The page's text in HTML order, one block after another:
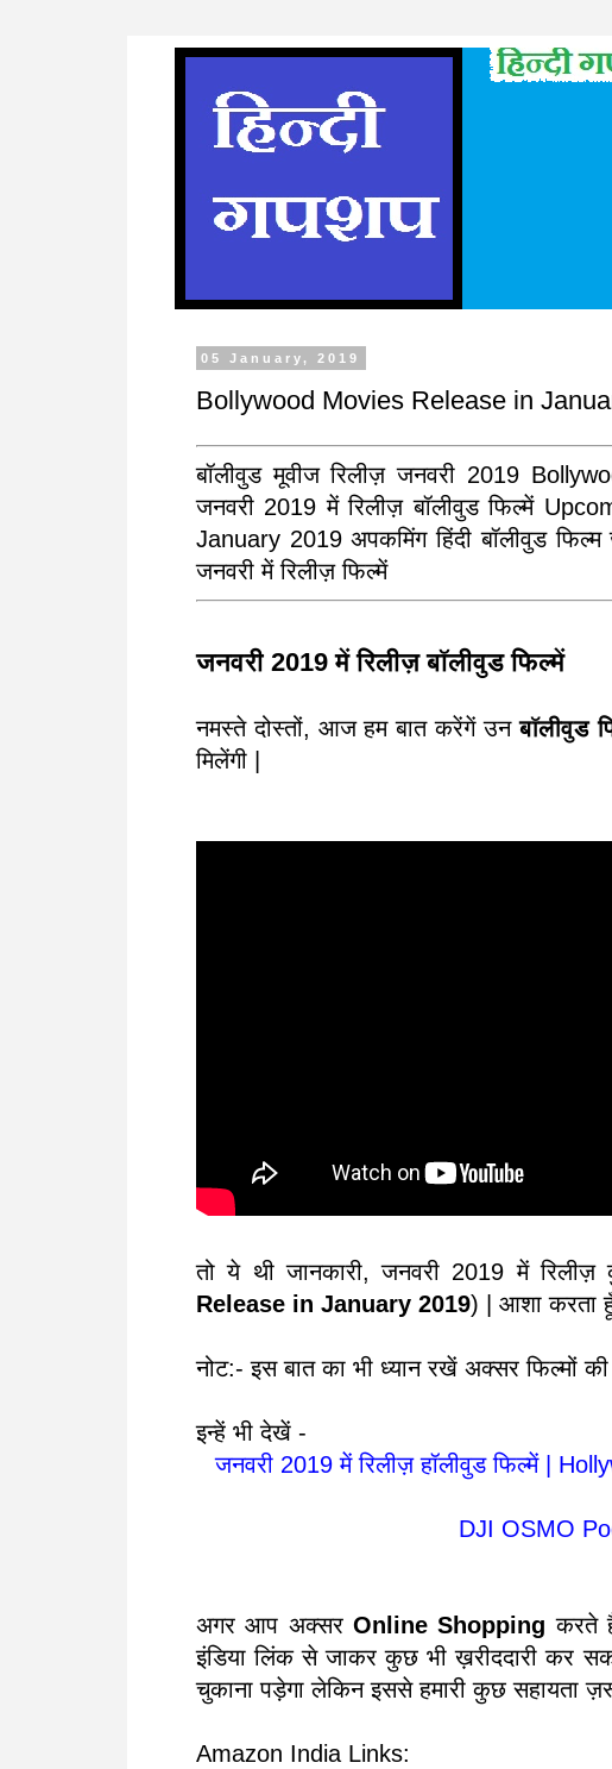
05 January, 2019
Bollywood Movies Release in
बॉलीवुड मूवीज रिलीज़ जनवरी 2019
जनवरी 2019 में रिलीज़ बॉलीवुड फिल्में
January 2019 अपकमिंग हिंदी बॉलीवुड
जनवरी में रिलीज़ फिल्में
जनवरी 2019 में रिलीज़ बॉलीवुड फिल्में
नमस्ते दोस्तों, आज हम बात करेंगें उनबॉलीवुड
मिलेंगी |
तो ये थी जानकारी, जनवरी 2019 में
Release in January 2019) | आशा करता
नोट:- इस बात का भी ध्यान रखें अक्सर फिल्मों की
इन्हें भी देखें -
जनवरी 2019 में रिलीज़ हॉलीवुड फिल्में |
DJI OSMO
अगर आप अक्सर Online Shopping करते
इंडिया लिंक से जाकर कुछ भी ख़रीददारी कर
चुकाना पड़ेगा लेकिन इससे हमारी कुछ सहायता
Amazon India Links: